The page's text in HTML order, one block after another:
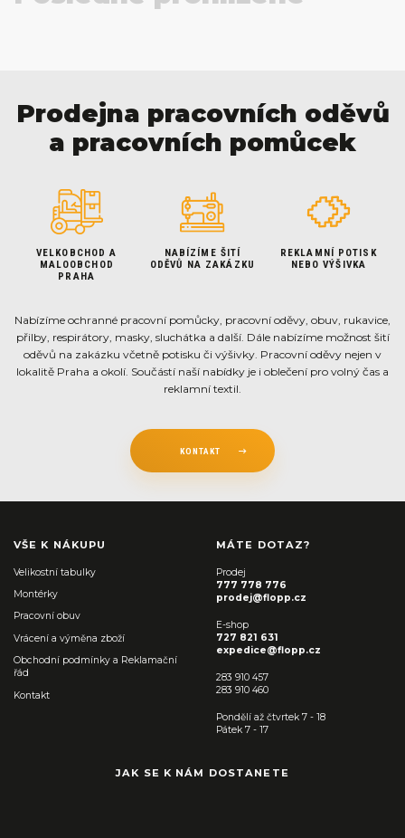
Prodejna pracovních oděvů
a pracovních pomůcek
VELKOBCHOD A
MALOOBCHOD
PRAHA
NABÍZÍME ŠITÍ
ODĚVŮ NA ZAKÁZKU
REKLAMNÍ POTISK
NEBO VÝŠIVKA
Nabízíme ochranné pracovní pomůcky, pracovní oděvy, obuv, rukavice,
přilby, respirátory, masky, sluchátka a další. Dále nabízíme možnost šití
oděvů na zakázku včetně potisku či výšivky. Pracovní oděvy nejen v
lokalitě Praha a okolí. Součástí naší nabídky je i oblečení pro volný čas a
reklamní textil.
KONTAKT
VŠE K NÁKUPU
Velikostní tabulky
Montérky
Pracovní obuv
Vrácení a výměna zboží
Obchodní podmínky a Reklamační
řád
Kontakt
MÁTE DOTAZ?
Prodej
777 778 776
prodej@flopp.cz
E-shop
727 821 631
expedice@flopp.cz
283 910 457
283 910 460
Pondělí až čtvrtek 7 - 18
Pátek 7 - 17
JAK SE K NÁM DOSTANETE